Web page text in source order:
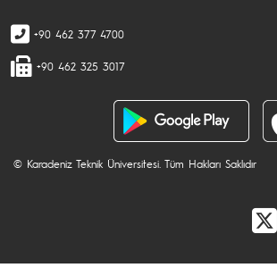
+90 462 377 4700
+90 462 325 3017
© Karadeniz Teknik Üniversitesi. Tüm Hakları Saklıdır